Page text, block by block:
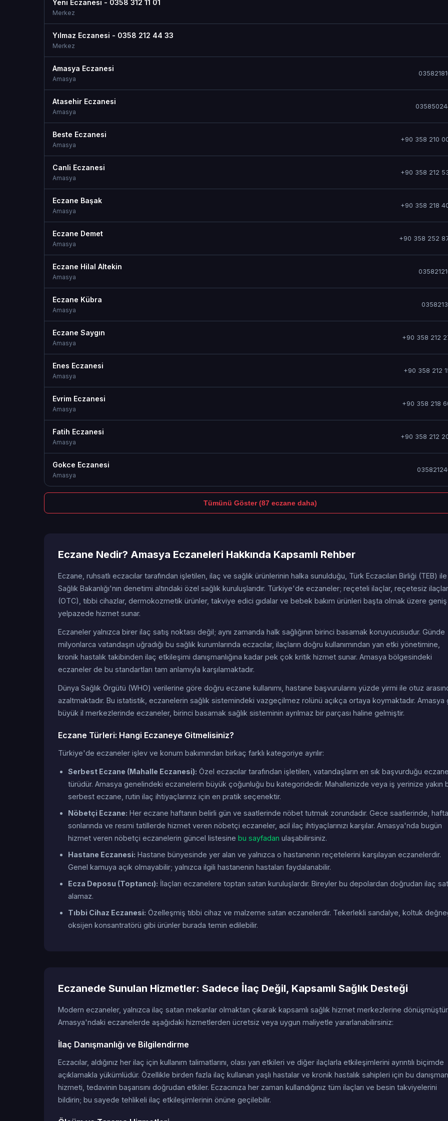
Yeni Eczanesi - 0358 312 11 01
Merkez
Yılmaz Eczanesi - 0358 212 44 33
Merkez
Amasya Eczanesi
Amasya
Atasehir Eczanesi
Amasya
Beste Eczanesi
Amasya
+90 358 210
Canli Eczanesi
Amasya
+90 358 212
Eczane Başak
Amasya
+90 358 218
Eczane Demet
Amasya
+90 358 252
Eczane Hilal Altekin
Amasya
Eczane Kübra
Amasya
Eczane Saygın
Amasya
+90 358 212
Enes Eczanesi
Amasya
+90 358 212
Evrim Eczanesi
Amasya
+90 358 218
Fatih Eczanesi
Amasya
+90 358 212
Gokce Eczanesi
Amasya
Tümünü Göster (87 eczane daha)
Eczane Nedir? Amasya Eczaneleri Hakkında Kapsamlı Rehber
Eczane, ruhsatlı eczacılar tarafından işletilen, ilaç ve sağlık ürünlerinin halka sunulduğu, Türk Eczacıları Birliği (TEB) ile
Sağlık Bakanlığı'nın denetimi altındaki özel sağlık kuruluşlarıdır. Türkiye'de eczaneler; reçeteli ilaçlar, reçetesiz ilaçlar
(OTC), tıbbi cihazlar, dermokozmetik ürünler, takviye edici gıdalar ve bebek bakım ürünleri başta olmak üzere
yelpazede hizmet sunar.
Eczaneler yalnızca birer ilaç satış noktası değil; aynı zamanda halk sağlığının birinci basamak koruyucusudur. Günde
milyonlarca vatandaşın uğradığı bu sağlık kurumlarında eczacılar, ilaçların doğru kullanımından yan etki yönetimine,
kronik hastalık takibinden ilaç etkileşimi danışmanlığına kadar pek çok kritik hizmet sunar. Amasya bölgesindeki
eczaneler de bu standartları tam anlamıyla karşılamaktadır.
Dünya Sağlık Örgütü (WHO) verilerine göre doğru eczane kullanımı, hastane başvurularını yüzde yirmi ile otuz
azaltmaktadır. Bu istatistik, eczanelerin sağlık sistemindeki vazgeçilmez rolünü açıkça ortaya koymaktadır. Amasya
büyük il merkezlerinde eczaneler, birinci basamak sağlık sisteminin ayrılmaz bir parçası haline gelmiştir.
Eczane Türleri: Hangi Eczaneye Gitmelisiniz?
Türkiye'de eczaneler işlev ve konum bakımından birkaç farklı kategoriye ayrılır:
Serbest Eczane (Mahalle Eczanesi): Özel eczacılar tarafından işletilen, vatandaşların en sık başvurduğu eczane
türüdür. Amasya genelindeki eczanelerin büyük çoğunluğu bu kategoridedir. Mahallenizde veya iş yerinize yakın
serbest eczane, rutin ilaç ihtiyaçlarınız için en pratik seçenektir.
Nöbetçi Eczane: Her eczane haftanın belirli gün ve saatlerinde nöbet tutmak zorundadır. Gece saatlerinde, hafta
sonlarında ve resmi tatillerde hizmet veren nöbetçi eczaneler, acil ilaç ihtiyaçlarınızı karşılar. Amasya'nda bugün
hizmet veren nöbetçi eczanelerin güncel listesine bu sayfadan ulaşabilirsiniz.
Hastane Eczanesi: Hastane bünyesinde yer alan ve yalnızca o hastanenin reçetelerini karşılayan eczanelerdir.
Genel kamuya açık olmayabilir; yalnızca ilgili hastanenin hastaları faydalanabilir.
Ecza Deposu (Toptancı): İlaçları eczanelere toptan satan kuruluşlardır. Bireyler bu depolardan doğrudan ilaç
alamaz.
Tıbbi Cihaz Eczanesi: Özelleşmiş tıbbi cihaz ve malzeme satan eczanelerdir. Tekerlekli sandalye, koltuk
oksijen konsantratörü gibi ürünler burada temin edilebilir.
Eczanede Sunulan Hizmetler: Sadece İlaç Değil, Kapsamlı Sağlık Desteği
Modern eczaneler, yalnızca ilaç satan mekanlar olmaktan çıkarak kapsamlı sağlık hizmet merkezlerine dönüşmüştür.
Amasya'ndaki eczanelerde aşağıdaki hizmetlerden ücretsiz veya uygun maliyetle yararlanabilirsiniz:
İlaç Danışmanlığı ve Bilgilendirme
Eczacılar, aldığınız her ilaç için kullanım talimatlarını, olası yan etkileri ve diğer ilaçlarla etkileşimlerini ayrıntılı biçimde
açıklamakla yükümlüdür. Özellikle birden fazla ilaç kullanan yaşlı hastalar ve kronik hastalık sahipleri için bu
hizmeti, tedavinin başarısını doğrudan etkiler. Eczacınıza her zaman kullandığınız tüm ilaçları ve besin takviyelerini
bildirin; bu sayede tehlikeli ilaç etkileşimlerinin önüne geçilebilir.